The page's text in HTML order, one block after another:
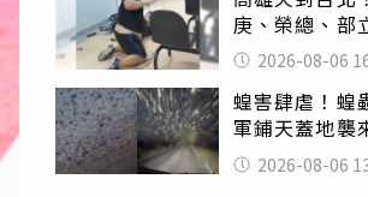
庚、榮總、部
院都受害 「
暴力男」離譜
曝光
2026-08-06
蝗害肆虐！蝗
軍鋪天蓋地襲
如末日 網驚
經十災
2026-08-06